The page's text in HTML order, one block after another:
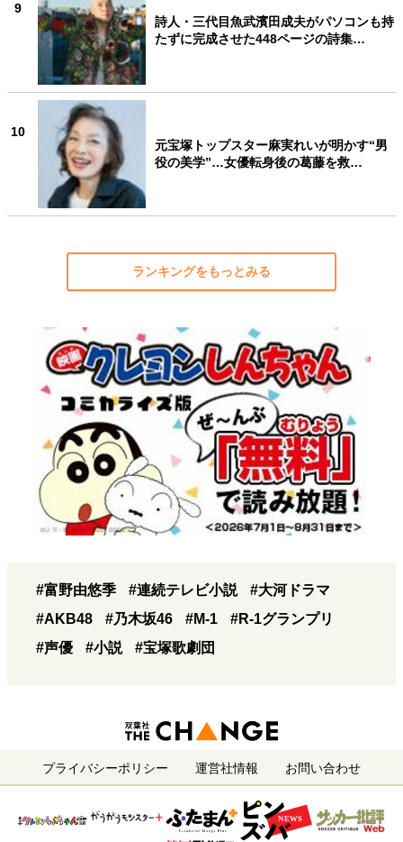
9
詩人・三代目魚武濱田成夫がパソコンも持
たずに完成させた448ページの詩集…
10
元宝塚トップスター麻実れいが明かす“男
役の美学”…女優転身後の葛藤を救…
ランキングをもっとみる
#富野由悠季 #連続テレビ小説
#大河ドラマ
#AKB48
#乃木坂46 #M-1
#R-1グランプリ
#声優
#小説 #宝塚歌劇団
プライバシーポリシー 運営社情報 お問い合わせ